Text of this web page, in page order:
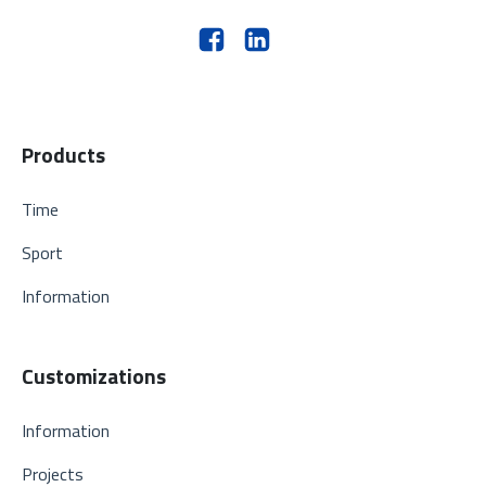
Products
Time
Sport
Information
Customizations
Information
Projects